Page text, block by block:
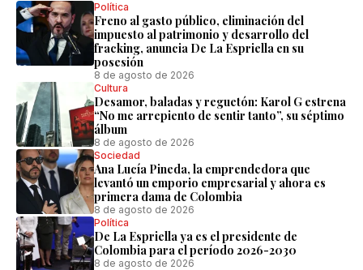
Política
Freno al gasto público, eliminación del
impuesto al patrimonio y desarrollo del
fracking, anuncia De La Espriella en su
posesión
8 de agosto de 2026
Cultura
Desamor, baladas y reguetón: Karol G estrena
“No me arrepiento de sentir tanto”, su séptimo
álbum
8 de agosto de 2026
Sociedad
Ana Lucía Pineda, la emprendedora que
levantó un emporio empresarial y ahora es
primera dama de Colombia
8 de agosto de 2026
Política
De La Espriella ya es el presidente de
Colombia para el período 2026-2030
8 de agosto de 2026